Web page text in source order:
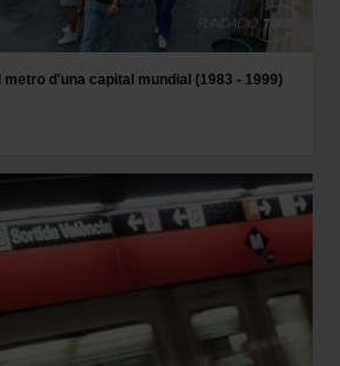
d'una capital mundial (1983 - 1999)